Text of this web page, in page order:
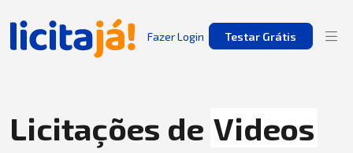
Fazer Login Testar Grátis
Licitações de Videos